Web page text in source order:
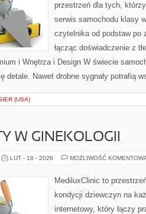
przestrzeń dla tych,
serwis samochodu klasy
czytelnika od podstaw po
łącząc doświadczenie z
i Wnętrza i Design W świecie
detale. Nawet drobne sygnały potrafią
(USA)
W GINEKOLOGII
LUT - 18 - 2026 MOŻLIWOŚĆ
MediluxClinic to
kondycji dziewczyn na
internetowy, który łączy